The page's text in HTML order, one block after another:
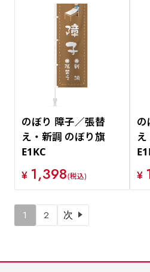
のぼり 障子／張替
え・新調 のぼり旗
E1KC
¥ 1,398(税込)
の
¥
1 2 次